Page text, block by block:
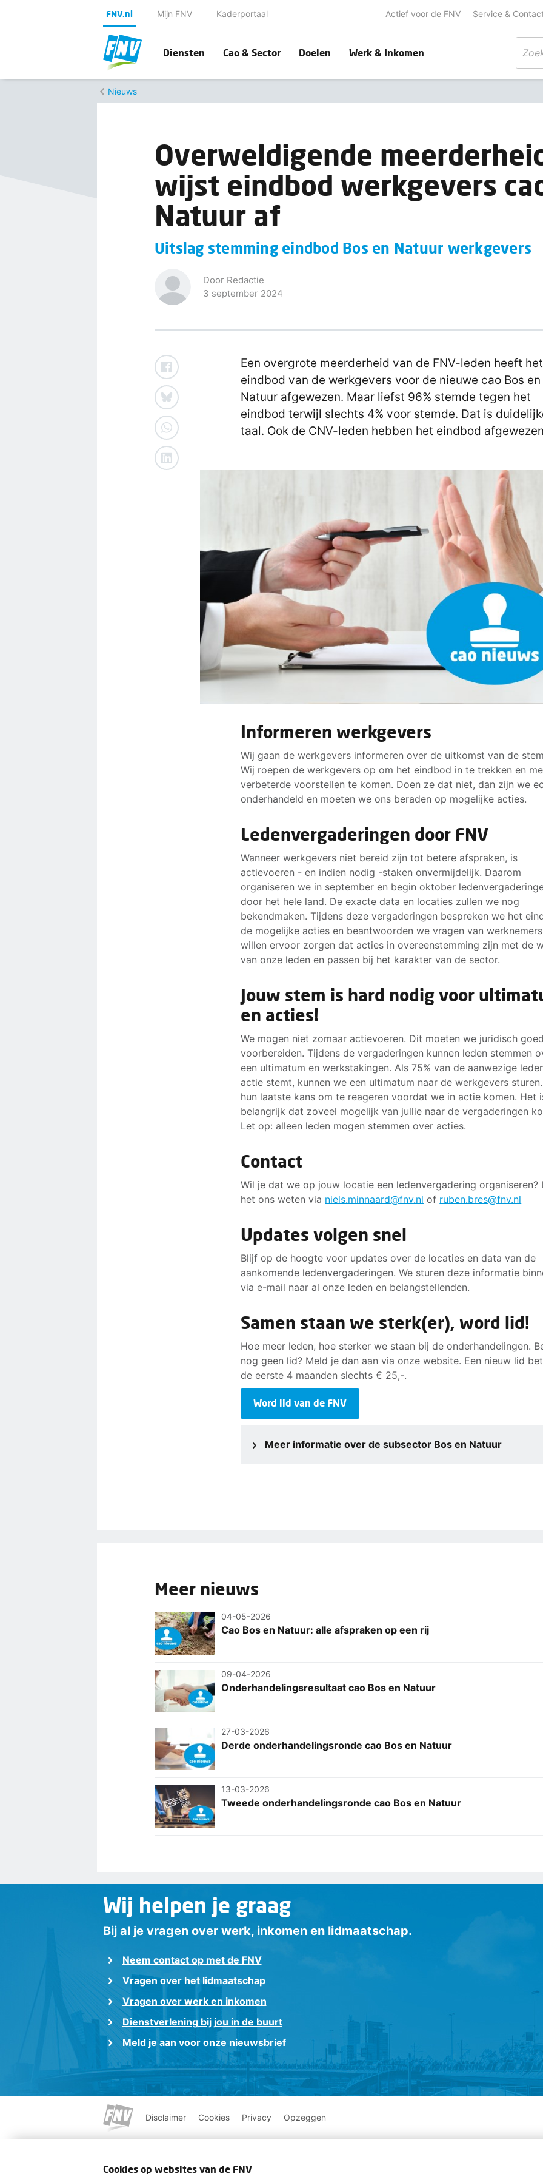
FNV.nl Mijn FNV Kaderportaal Actief voor de FNV Service &
Diensten Cao & Sector Doelen Werk & Inkomen
Nieuws
Overweldigende
wijst eindbod werkgevers
Natuur af
Uitslag stemming eindbod Bos en Natuur werkgevers
Door Redactie
3 september 2024
Een overgrote meerderheid van de FNV-leden heeft het
eindbod van de werkgevers voor de nieuwe cao Bos en
Natuur afgewezen. Maar liefst 96% stemde tegen het
eindbod terwijl slechts 4% voor stemde. Dat is
taal. Ook de CNV-leden hebben het eindbod
Informeren werkgevers
Wij gaan de werkgevers informeren over de uitkomst van de
Wij roepen de werkgevers op om het eindbod in te trekken en
verbeterde voorstellen te komen. Doen ze dat niet, dan zijn we
onderhandeld en moeten we ons beraden op mogelijke acties.
Ledenvergaderingen door FNV
Wanneer werkgevers niet bereid zijn tot betere afspraken, is
actievoeren - en indien nodig -staken onvermijdelijk. Daarom
organiseren we in september en begin oktober
door het hele land. De exacte data en locaties zullen we nog
bekendmaken. Tijdens deze vergaderingen bespreken we het
de mogelijke acties en beantwoorden we vragen van
willen ervoor zorgen dat acties in overeenstemming zijn met de
van onze leden en passen bij het karakter van de sector.
Jouw stem is hard nodig voor
en acties!
We mogen niet zomaar actievoeren. Dit moeten we juridisch
voorbereiden. Tijdens de vergaderingen kunnen leden stemmen
een ultimatum en werkstakingen. Als 75% van de aanwezige
actie stemt, kunnen we een ultimatum naar de werkgevers
hun laatste kans om te reageren voordat we in actie komen. Het
belangrijk dat zoveel mogelijk van jullie naar de vergaderingen
Let op: alleen leden mogen stemmen over acties.
Contact
Wil je dat we op jouw locatie een ledenvergadering organiseren?
het ons weten via niels.minnaard@fnv.nl of ruben.bres@fnv.nl
Updates volgen snel
Blijf op de hoogte voor updates over de locaties en data van de
aankomende ledenvergaderingen. We sturen deze informatie
via e-mail naar al onze leden en belangstellenden.
Samen staan we sterk(er), word lid!
Hoe meer leden, hoe sterker we staan bij de onderhandelingen.
nog geen lid? Meld je dan aan via onze website. Een nieuw lid
de eerste 4 maanden slechts € 25,-.
Word lid van de FNV
Meer informatie over de subsector Bos en Natuur
Meer nieuws
04-05-2026
Cao Bos en Natuur: alle afspraken op een rij
09-04-2026
Onderhandelingsresultaat cao Bos en Natuur
27-03-2026
Derde onderhandelingsronde cao Bos en Natuur
13-03-2026
Tweede onderhandelingsronde cao Bos en Natuur
Wij helpen je graag
Bij al je vragen over werk, inkomen en lidmaatschap.
Neem contact op met de FNV
Vragen over het lidmaatschap
Vragen over werk en inkomen
Dienstverlening bij jou in de buurt
Meld je aan voor onze nieuwsbrief
Disclaimer Cookies Privacy Opzeggen
Cookies op websites van de FNV